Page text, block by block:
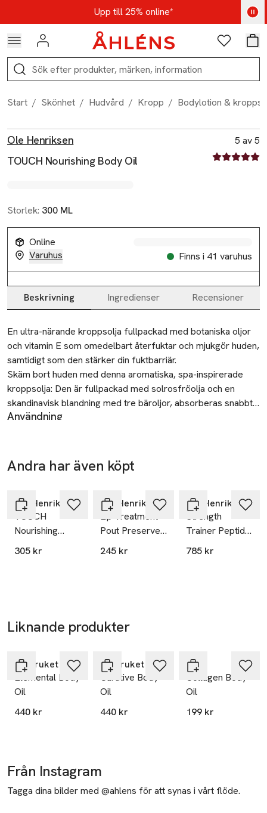
Hoppa till navigationsmenynUpp till 25% online*
Kod: AUG25 - Shoppa nu
Logga in Favoriter
Sök
Start / Skönhet / Hudvård / Kropp / Bodylotion &
Ole Henriksen
TOUCH Nourishing Body Oil
5 av 5
5 av fem
Storlek: 300 ML
Online
Varuhus
Finns i 41 varuhus
Beskrivning Ingredienser Recensioner
Beskrivning
En ultra-närande kroppsolja fullpackad med botaniska oljor
och vitamin E som omedelbart återfuktar och mjukgör huden,
samtidigt som den stärker din fuktbarriär.
Skäm bort huden med denna aromatiska, spa-inspirerade
kroppsolja: Den är fullpackad med solrosfröolja och en
skandinavisk blandning med tre bäroljor, absorberas snabbt
och utan ansträngning för att höja återfuktningen och ge
Användning
Endast för utvärtes bruk. Använd enligt anvisningarna.
SKU: 66127574
Andra har även köpt
Ole Henriksen
TOUCH
Nourishing
Body Lotion
305 kr
Ole Henriksen
Lip Treatment
Pout Preserve
Peptide
245 kr
Ole Henriksen
Strength
Trainer Peptide
Boost
785 kr
Liknande produkter
L:a Bruket
Elemental Body
Oil
440 kr
L:a Bruket
Curative Body
Oil
440 kr
Q+A
Collagen Body
Oil
199 kr
Från Instagram
Tagga dina bilder med @ahlens för att synas i vårt flöde.